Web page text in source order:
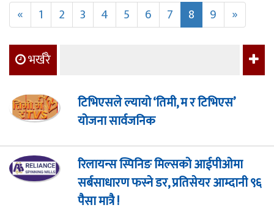
«
1 2 3 4 5 6 7 8 9 »
भर्खरै
टिभिएसले ल्यायो ‘तिमी, म र टिभिएस’
योजना सार्वजनिक
रिलायन्स स्पिनिङ मिल्सको आईपीओमा
सर्बसाधारण फस्ने डर, प्रतिसेयर आम्दानी ९६
पैसा मात्रै !